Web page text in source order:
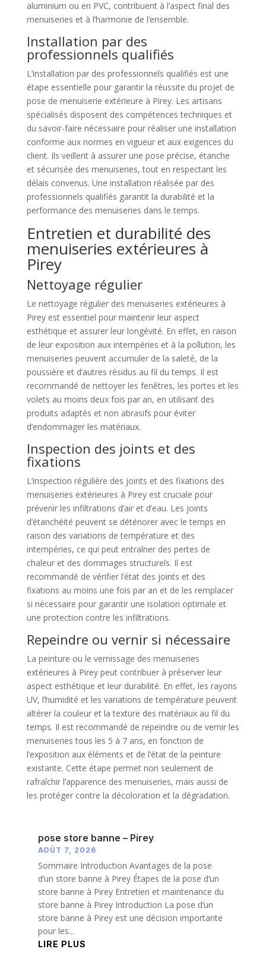
aluminium ou en PVC, contribuent à l’aspect final des
menuiseries et à l’harmonie de l’ensemble.
Installation par des
professionnels qualifiés
L’installation par des professionnels qualifiés est une
étape essentielle pour garantir la réussite du projet de
pose de menuiserie extérieure à Pirey. Les artisans
spécialisés disposent des compétences techniques et
du savoir-faire nécessaire pour réaliser une installation
conforme aux normes en vigueur et aux exigences du
client. Ils veillent à assurer une pose précise, étanche
et sécurisée des menuiseries, tout en respectant les
délais convenus. Une installation réalisée par des
professionnels qualifiés garantit la durabilité et la
performance des menuiseries dans le temps.
Entretien et durabilité des
menuiseries extérieures à
Pirey
Nettoyage régulier
Le nettoyage régulier des menuiseries extérieures à
Pirey est essentiel pour maintenir leur aspect
esthétique et assurer leur longévité. En effet, en raison
de leur exposition aux intempéries et à la pollution, les
menuiseries peuvent accumuler de la saleté, de la
poussière et d’autres résidus au fil du temps. Il est
recommandé de nettoyer les fenêtres, les portes et les
volets au moins deux fois par an, en utilisant des
produits adaptés et non abrasifs pour éviter
d’endommager les matériaux.
Inspection des joints et des
fixations
L’inspection régulière des joints et des fixations des
menuiseries extérieures à Pirey est cruciale pour
prévenir les infiltrations d’air et d’eau. Les joints
d’étanchéité peuvent se détériorer avec le temps en
raison des variations de température et des
intempéries, ce qui peut entraîner des pertes de
chaleur et des dommages structurels. Il est
recommandé de vérifier l’état des joints et des
fixations au moins une fois par an et de les remplacer
si nécessaire pour garantir une isolation optimale et
une protection contre les infiltrations.
Repeindre ou vernir si nécessaire
La peinture ou le vernissage des menuiseries
extérieures à Pirey peut contribuer à préserver leur
aspect esthétique et leur durabilité. En effet, les rayons
UV, l’humidité et les variations de température peuvent
altérer la couleur et la texture des matériaux au fil du
temps. Il est recommandé de repeindre ou de vernir les
menuiseries tous les 5 à 7 ans, en fonction de
l’exposition aux éléments et de l’état de la peinture
existante. Cette étape permet non seulement de
rafraîchir l’apparence des menuiseries, mais aussi de
les protéger contre la décoloration et la dégradation.
pose store banne – Pirey
AOÛT 7, 2026
Sommaire Introduction Avantages de la pose
d’un store banne à Pirey Étapes de la pose d’un
store banne à Pirey Entretien et maintenance du
store banne à Pirey Introduction La pose d’un
store banne à Pirey est une décision importante
pour les...
LIRE PLUS